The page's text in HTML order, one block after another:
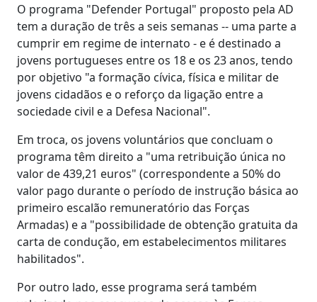
O programa "Defender Portugal" proposto pela AD
tem a duração de três a seis semanas -- uma parte a
cumprir em regime de internato - e é destinado a
jovens portugueses entre os 18 e os 23 anos, tendo
por objetivo "a formação cívica, física e militar de
jovens cidadãos e o reforço da ligação entre a
sociedade civil e a Defesa Nacional".
Em troca, os jovens voluntários que concluam o
programa têm direito a "uma retribuição única no
valor de 439,21 euros" (correspondente a 50% do
valor pago durante o período de instrução básica ao
primeiro escalão remuneratório das Forças
Armadas) e a "possibilidade de obtenção gratuita da
carta de condução, em estabelecimentos militares
habilitados".
Por outro lado, esse programa será também